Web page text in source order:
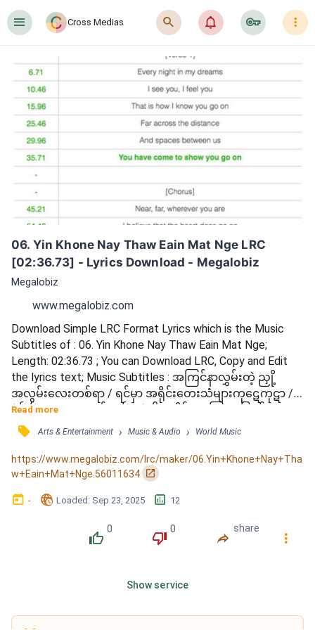
󰍜 Cross Medias 󰍉 󰂜 󰷖 󰇙
06. Yin Khone Nay Thaw Eain Mat Nge LRC
[02:36.73] - Lyrics Download - Megalobiz
Megalobiz
www.megalobiz.com
Download Simple LRC Format Lyrics which is the Music
Subtitles of : 06. Yin Khone Nay Thaw Eain Mat Nge;
Length: 02:36.73 ; You can Download LRC, Copy and Edit
the lyrics text; Music Subtitles : အကြင်နာလွှမ်းတဲ့ ညှို့
အလွမ်းလေးတစ်ရာ / ရင်မှာ အရိုင်းတေးသံများကုဋေကုဋာ / စွဲ
စွဲမြဲမြဲထွေးပွေ့လျက် အမြဲမခွဲပါ / တိမ်များကြားပြေး၍ကစား
သလိုပါ / ရေကြည်စမ်းကလေး ခြောက်ခန်းသွားရာ / နွေနေရူး
မင်းမူဆဲအချိန်အခါ / ဝေးဝေးခွဲလို့မသွားနဲ့ မောင့်အချစ်မေတ္တာ
/ အနေဝေးတော့ဆွေးရတဲ့သူမှာ / ရောင်စုံပန်းကလေးကြွေနွမ်း
သွားရာ /...
Read more
󰓹 Arts & Entertainment › Music & Audio › World Music
https://www.megalobiz.com/lrc/maker/06.Yin+Khone+Nay+Tha
w+Eain+Mat+Nge.56011634 󰏌
󰃶 - 󱉊 Loaded: Sep 23, 2025 󱕎 12
󰔔
0
󰔒
0
󰤲
share
󰇙
Show service